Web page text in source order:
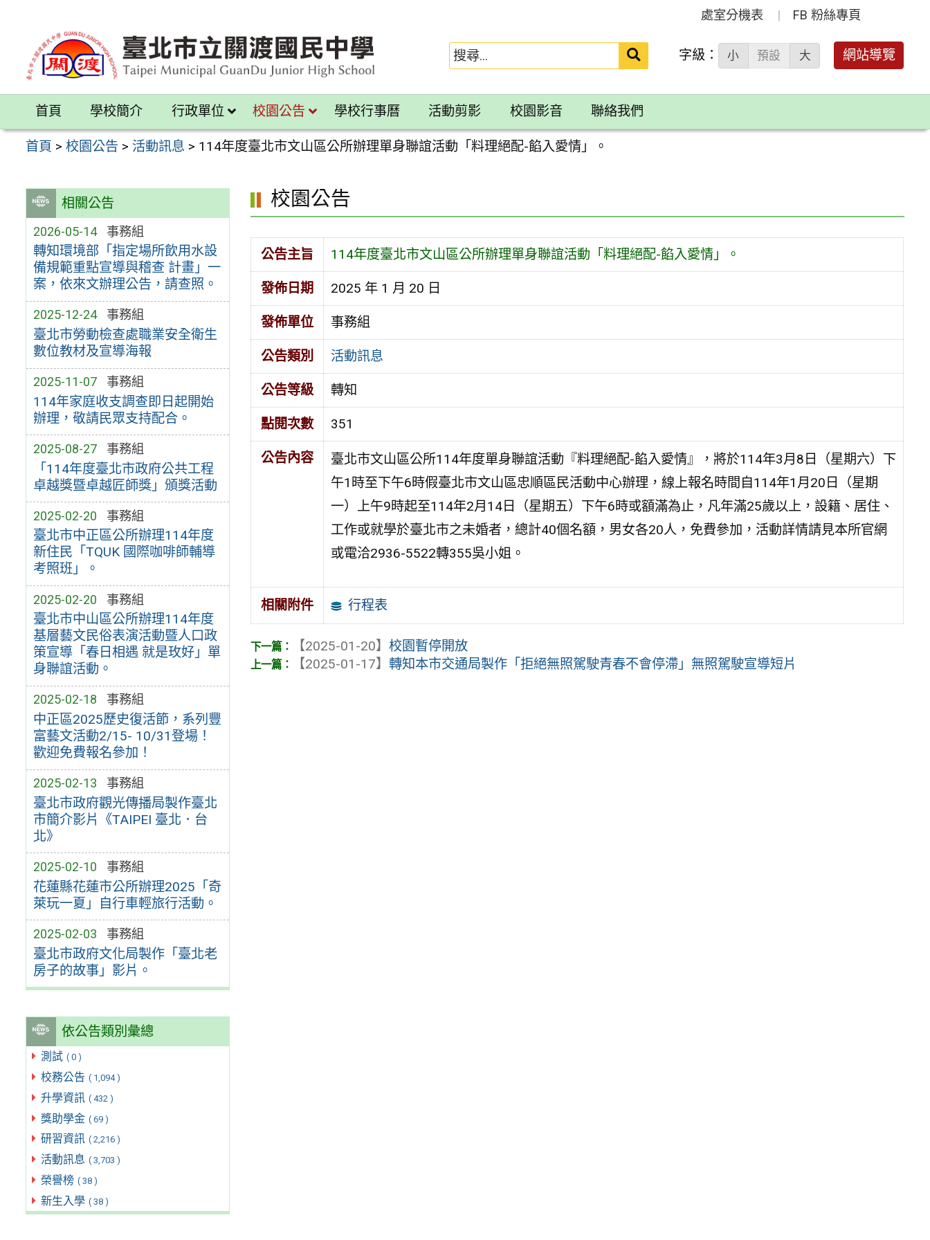
內
區
處室分機表 FB 粉絲專頁
送出 字級： 小 預設 大 網站導覽
首頁 學校簡介 行政單位 校園公告 學校行事曆 活動剪影 校園影音 聯絡我們
首頁 >校園公告 > 活動訊息 > 114年度臺北市文山區公所辦理單身聯誼活動「料理絕配-餡入愛情」。
相關公告
2026-05-14 事務組
轉知環境部「指定場所飲用水設
備規範重點宣導與稽查 計畫」一
案，依來文辦理公告，請查照。
2025-12-24 事務組
臺北市勞動檢查處職業安全衛生
數位教材及宣導海報
2025-11-07 事務組
114年家庭收支調查即日起開始
辦理，敬請民眾支持配合。
2025-08-27 事務組
「114年度臺北市政府公共工程
卓越獎暨卓越匠師獎」頒獎活動
2025-02-20 事務組
臺北市中正區公所辦理114年度
新住民「TQUK 國際咖啡師輔導
考照班」。
2025-02-20 事務組
臺北市中山區公所辦理114年度
基層藝文民俗表演活動暨人口政
策宣導「春日相遇 就是玫好」單
身聯誼活動。
2025-02-18 事務組
中正區2025歷史復活節，系列豐
富藝文活動2/15- 10/31登場！
歡迎免費報名參加！
2025-02-13 事務組
臺北市政府觀光傳播局製作臺北
市簡介影片《TAIPEI 臺北．台
北》
2025-02-10 事務組
花蓮縣花蓮市公所辦理2025「奇
萊玩一夏」自行車輕旅行活動。
2025-02-03 事務組
臺北市政府文化局製作「臺北老
房子的故事」影片。
依公告類別彙總
測試 ( 0 )
校務公告 ( 1,094 )
升學資訊 ( 432 )
獎助學金 ( 69 )
研習資訊 ( 2,216 )
活動訊息 ( 3,703 )
榮譽榜 ( 38 )
新生入學 ( 38 )
校園公告
公告主旨 114年度臺北市文山區公所辦理單身聯誼活動「料理絕配-餡入愛情」。
發佈日期 2025 年 1 月 20 日
發佈單位 事務組
公告類別 活動訊息
公告等級 轉知
點閱次數 351
公告內容
臺北市文山區公所114年度單身聯誼活動『料理絕配-餡入愛情』，將於114年3月8日（星期六）下
午1時至下午6時假臺北市文山區忠順區民活動中心辦理，線上報名時間自114年1月20日（星期
一）上午9時起至114年2月14日（星期五）下午6時或額滿為止，凡年滿25歲以上，設籍、居住、
工作或就學於臺北市之未婚者，總計40個名額，男女各20人，免費參加，活動詳情請見本所官網
或電洽2936-5522轉355吳小姐。
相關附件 行程表
【2025-01-20】校園暫停開放
【2025-01-17】轉知本市交通局製作「拒絕無照駕駛青春不會停滯」無照駕駛宣導短片